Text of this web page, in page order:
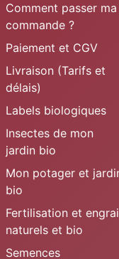
Comment passer ma
commande ?
Paiement et CGV
Livraison (Tarifs et
délais)
Labels biologiques
Insectes de mon
jardin bio
Mon potager et
bio
Fertilisation et
naturels et bio
Semences